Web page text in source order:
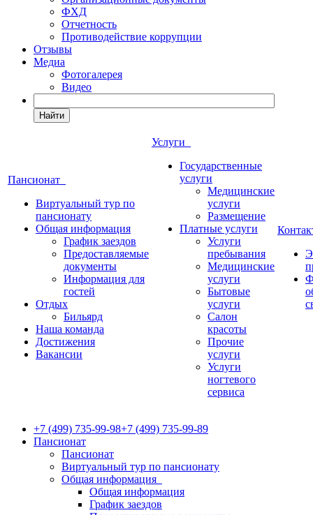
ФХД
Отчетность
Противодействие коррупции
Отзывы
Медиа
Фотогалерея
Видео
Найти
Пансионат
Виртуальный тур по
пансионату
Общая информация
График заездов
Предоставляемые
документы
Информация для
гостей
Отдых
Бильярд
Наша команда
Достижения
Вакансии
Услуги
Государственные
услуги
Медицинские
услуги
Размещение
Платные услуги
Услуги
пребывания
Медицинские
услуги
Бытовые
услуги
Салон
красоты
Прочие
услуги
Услуги
ногтевого
сервиса
+7 (499) 735-99-98+7 (499) 735-99-89
Пансионат
Пансионат
Виртуальный тур по пансионату
Общая информация
Общая информация
График заездов